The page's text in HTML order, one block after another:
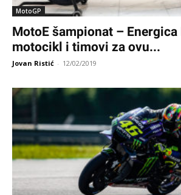
MotoGP
MotoE šampionat – Energica
motocikl i timovi za ovu...
Jovan Ristić - 12/02/2019